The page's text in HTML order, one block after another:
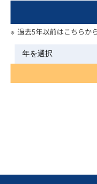
過去5年以前はこちらか